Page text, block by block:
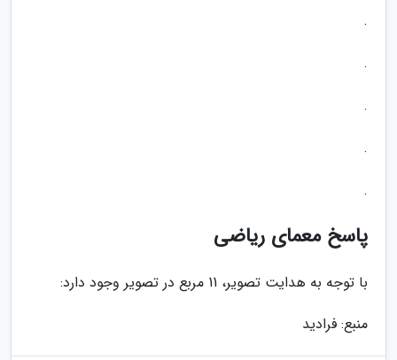
.
.
.
.
.
پاسخ معمای ریاضی
با توجه به هدایت تصویر، 11 مربع در تصویر وجود دارد:
منبع: فرادید